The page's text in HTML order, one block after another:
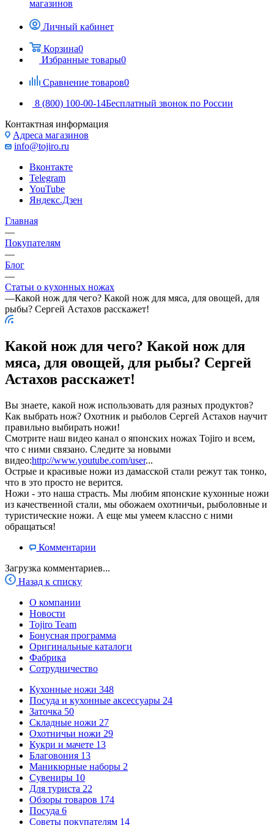
магазинов
Личный кабинет
Корзина0
Избранные товары0
Сравнение товаров0
8 (800) 100-00-14Бесплатный звонок по России
Контактная информация
Адреса магазинов
info@tojiro.ru
Вконтакте
Telegram
YouTube
Яндекс.Дзен
Главная
—
Покупателям
—
Блог
—
Статьи о кухонных ножах
—Какой нож для чего? Какой нож для мяса, для овощей, для
рыбы? Сергей Астахов расскажет!
Какой нож для чего? Какой нож для
мяса, для овощей, для рыбы? Сергей
Астахов расскажет!
Вы знаете, какой нож использовать для разных продуктов?
Как выбрать нож? Охотник и рыболов Сергей Астахов научит
правильно выбирать ножи!
Смотрите наш видео канал о японских ножах Tojiro и всем,
что с ними связано. Следите за новыми
видео:http://www.youtube.com/user...
Острые и красивые ножи из дамасской стали режут так тонко,
что в это просто не верится.
Ножи - это наша страсть. Мы любим японские кухонные ножи
из качественной стали, мы обожаем охотничьи, рыболовные и
туристические ножи. А еще мы умеем классно с ними
обращаться!
Комментарии
Загрузка комментариев...
Назад к списку
О компании
Новости
Tojiro Team
Бонусная программа
Оригинальные каталоги
Фабрика
Сотрудничество
Кухонные ножи 348
Посуда и кухонные аксессуары 24
Заточка 50
Складные ножи 27
Охотничьи ножи 29
Кукри и мачете 13
Благовония 13
Маникюрные наборы 2
Сувениры 10
Для туриста 22
Обзоры товаров 174
Посуда 6
Советы покупателям 14